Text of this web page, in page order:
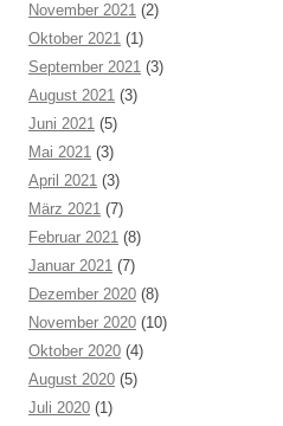
November 2021 (2)
Oktober 2021 (1)
September 2021 (3)
August 2021 (3)
Juni 2021 (5)
Mai 2021 (3)
April 2021 (3)
März 2021 (7)
Februar 2021 (8)
Januar 2021 (7)
Dezember 2020 (8)
November 2020 (10)
Oktober 2020 (4)
August 2020 (5)
Juli 2020 (1)